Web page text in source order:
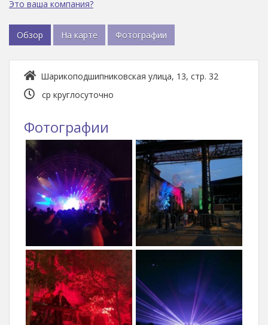
Это ваша компания?
Обзор На карте Фотографии
Шарикоподшипниковская улица, 13, стр. 32
ср круглосуточно
Фотографии